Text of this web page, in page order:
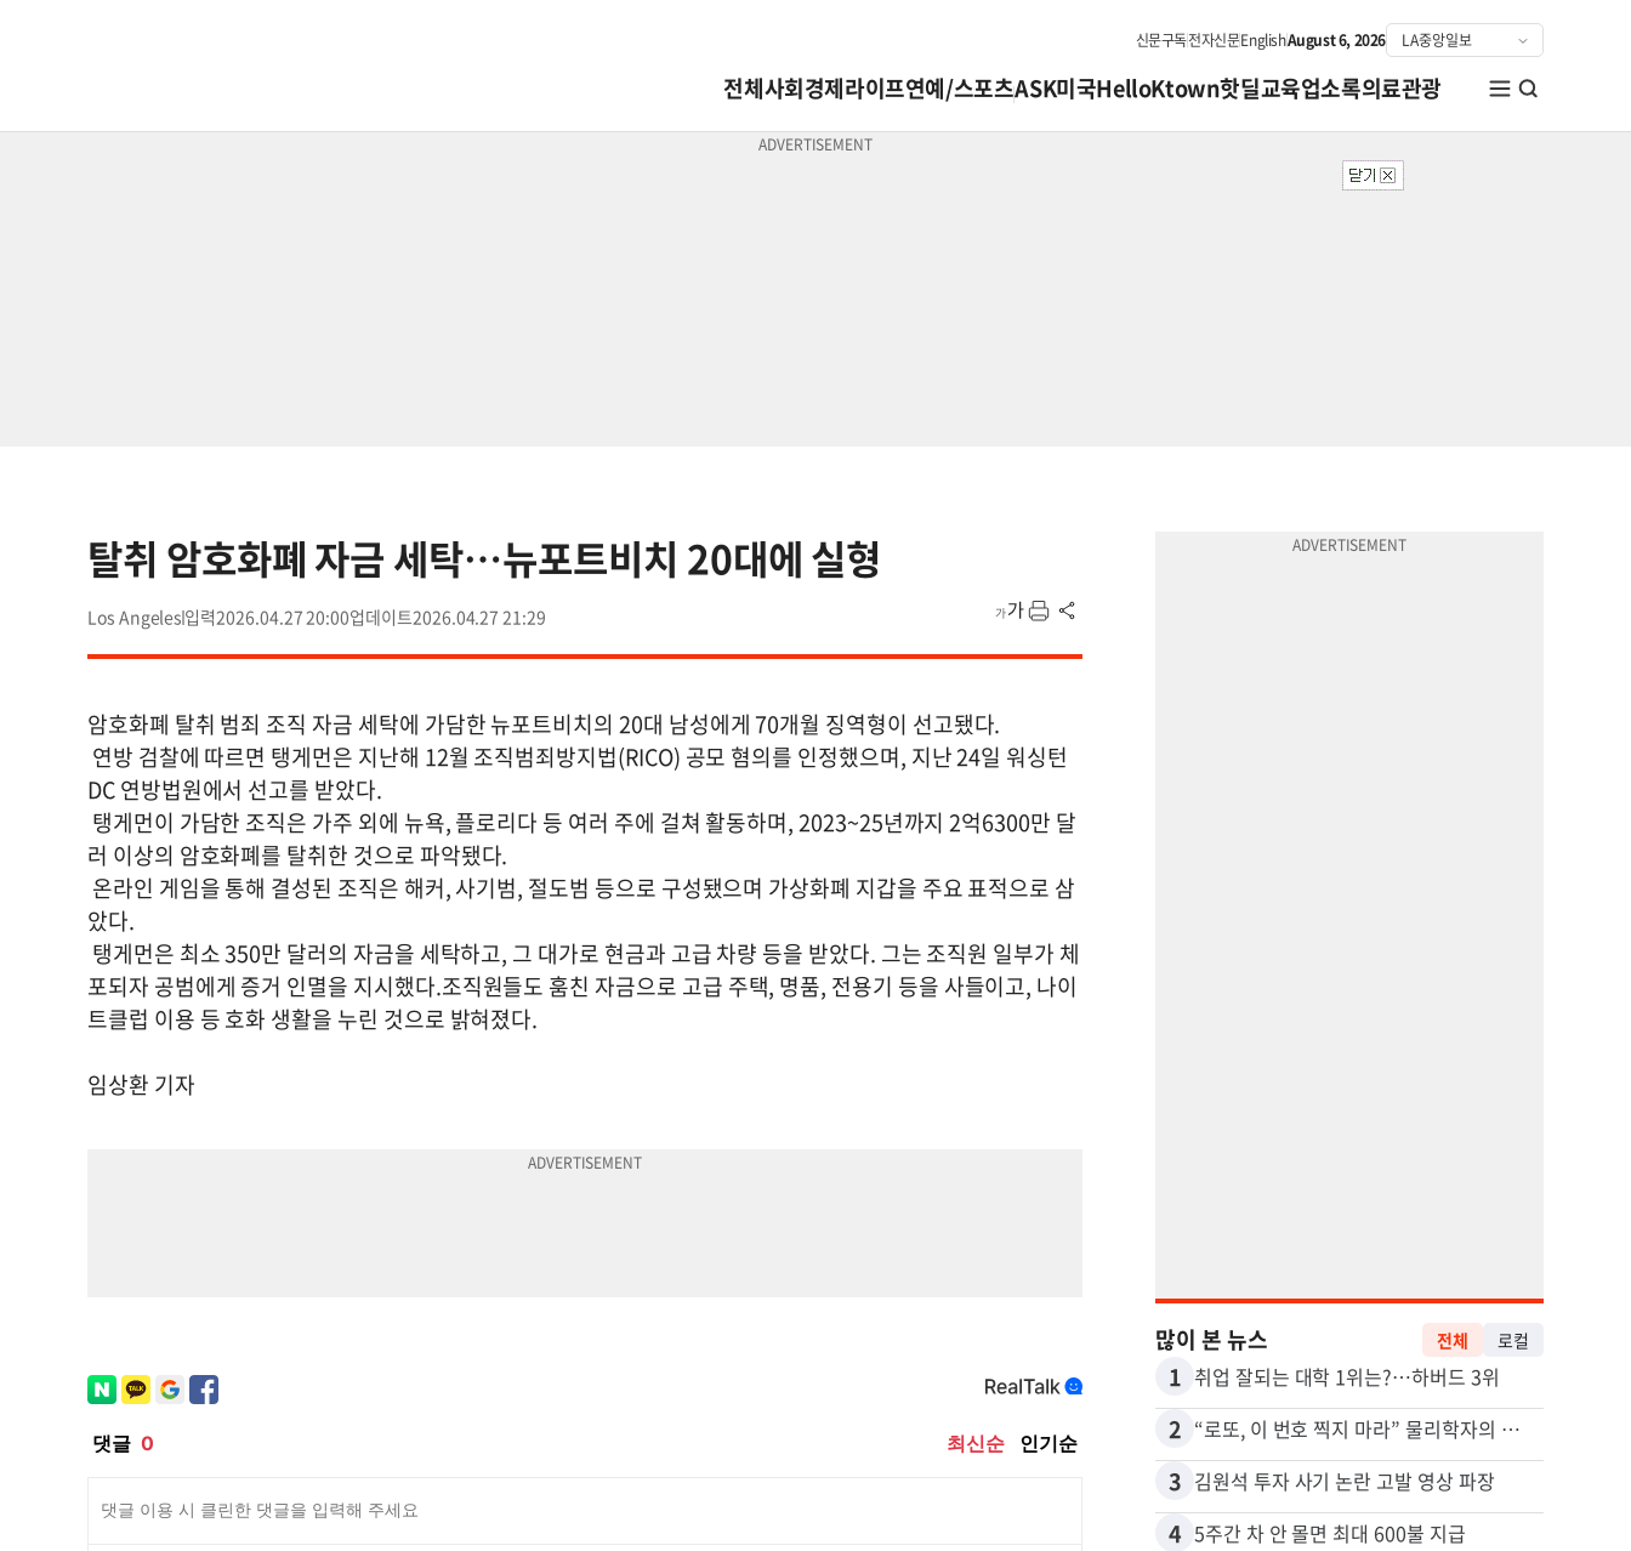
신문구독전자신문EnglishAugust 6, 2026
전체사회경제라이프연예/스포츠ASK미국HelloKtown핫딜교육업소록의료관광
탈취 암호화폐 자금 세탁…뉴포트비치 20대에 실형
Los Angeles 2026.04.27 20:00 2026.04.27 21:29
암호화폐 탈취 범죄 조직 자금 세탁에 가담한 뉴포트비치의 20대 남성에게 70개월 징역형이 선고됐다.
연방 검찰에 따르면 탱게먼은 지난해 12월 조직범죄방지법(RICO) 공모 혐의를 인정했으며, 지난 24일 워싱턴
DC 연방법원에서 선고를 받았다.
탱게먼이 가담한 조직은 가주 외에 뉴욕, 플로리다 등 여러 주에 걸쳐 활동하며, 2023~25년까지 2억6300만 달
러 이상의 암호화폐를 탈취한 것으로 파악됐다.
온라인 게임을 통해 결성된 조직은 해커, 사기범, 절도범 등으로 구성됐으며 가상화폐 지갑을 주요 표적으로 삼
았다.
탱게먼은 최소 350만 달러의 자금을 세탁하고, 그 대가로 현금과 고급 차량 등을 받았다. 그는 조직원 일부가 체
포되자 공범에게 증거 인멸을 지시했다.조직원들도 훔친 자금으로 고급 주택, 명품, 전용기 등을 사들이고, 나이
트클럽 이용 등 호화 생활을 누린 것으로 밝혀졌다.
임상환 기자
많이 본 뉴스 전체 로컬
1 취업 잘되는 대학 1위는?…하버드 3위
2 “로또, 이 번호 찍지 마라” 물리학자의 당첨금 높이는 비밀
3 김원석 투자 사기 논란 고발 영상 파장
4 5주간 차 안 몰면 최대 600불 지급